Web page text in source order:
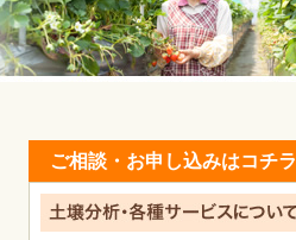
ご相談・お申し込みはコチラ